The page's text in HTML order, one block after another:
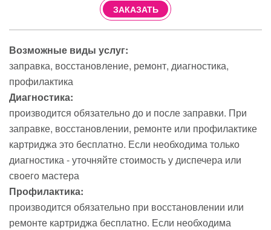
ЗАКАЗАТЬ
Возможные виды услуг:
заправка восстановление ремонт диагностика
профилактика
Диагностика:
производится обязательно до и после заправки. При
заправке, восстановлении, ремонте или профилактике
картриджа это бесплатно. Если необходима только
диагностика - уточняйте стоимость у диспечера или
своего мастера
Профилактика:
производится обязательно при восстановлении или
ремонте картриджа бесплатно. Если необходима